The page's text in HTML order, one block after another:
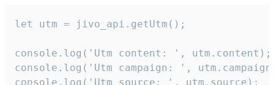
let utm = jivo_api.getUtm();
console.log('Utm content: ', utm.content);
console.log('Utm campaign: ',
console.log('Utm source: ', utm.source);